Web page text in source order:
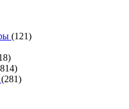
(121)
(281)